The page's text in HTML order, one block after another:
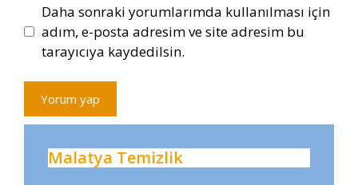
İnternet
sitesi
Daha sonraki yorumlarımda kullanılması için
adım, e-posta adresim ve site adresim bu
tarayıcıya kaydedilsin.
Malatya Temizlik